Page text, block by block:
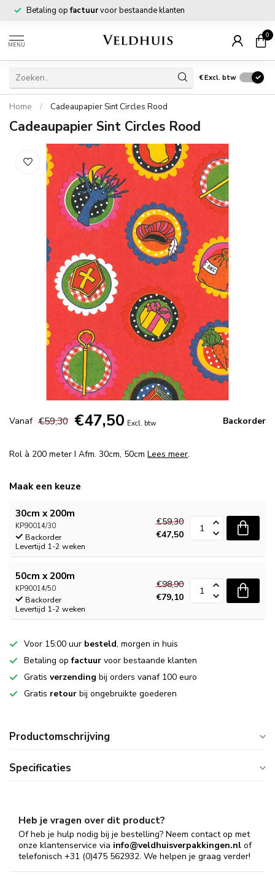
Betaling opfactuurvoor bestaande klanten
MENU
0
€Excl. btw
Home / Cadeaupapier Sint Circles Rood
Cadeaupapier Sint Circles Rood
Vanaf €59,30 €47,50 Excl. btw Backorder
Rol à 200 meter I Afm. 30cm, 50cm Lees meer.
Maak een keuze
30cm x 200m
KP90014/30
Backorder
Levertijd 1-2 weken
€59,30
€47,50
50cm x 200m
KP90014/50
Backorder
Levertijd 1-2 weken
€98,90
€79,10
Voor 15:00 uur besteld, morgen in huis
Betaling opfactuur voor bestaande klanten
Gratis verzending bij orders vanaf 100 euro
Gratis retour bij ongebruikte goederen
Productomschrijving
Specificaties
Heb je vragen over dit product?
Of heb je hulp nodig bij je bestelling? Neem contact op met
onze klantenservice via info@veldhuisverpakkingen.nl of
telefonisch +31 (0)475 562932. We helpen je graag verder!